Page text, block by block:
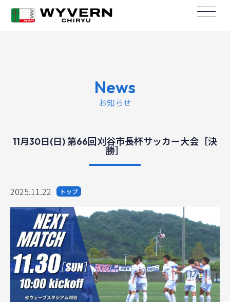
News
お知らせ
11月30日(日) 第66回刈谷市長杯サッカー大会［決
勝］
2025.11.22 トップ